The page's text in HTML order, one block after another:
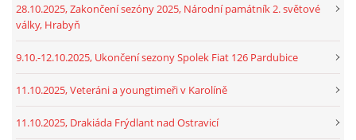
28.10.2025, Zakončení sezóny 2025, Národní památník 2. světové
války, Hrabyň
9.10.-12.10.2025, Ukončení sezony Spolek Fiat 126 Pardubice
11.10.2025, Veteráni a youngtimeři v Karolíně
11.10.2025, Drakiáda Frýdlant nad Ostravicí